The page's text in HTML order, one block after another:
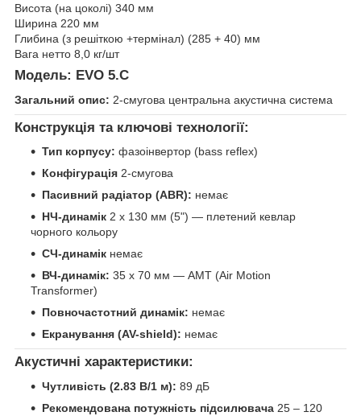
Висота (на цоколі) 340 мм
Ширина 220 мм
Глибина (з решіткою +термінал) (285 + 40) мм
Вага нетто 8,0 кг/шт
Модель: EVO 5.C
Загальний опис: 2-смугова центральна акустична система
Конструкція та ключові технології:
Тип корпусу: фазоінвертор (bass reflex)
Конфігурація 2-смугова
Пасивний радіатор (ABR): немає
НЧ-динамік 2 x 130 мм (5") — плетений кевлар
чорного кольору
СЧ-динамік немає
ВЧ-динамік: 35 x 70 мм — AMT (Air Motion
Transformer)
Повночастотний динамік: немає
Екранування (AV-shield): немає
Акустичні характеристики:
Чутливість (2.83 В/1 м): 89 дБ
Рекомендована потужність підсилювача 25 – 120